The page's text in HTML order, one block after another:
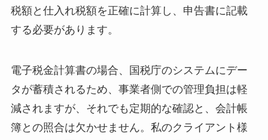
税額と仕入れ税額を正確に計算し、申告書に記載
する必要があります。
電子税金計算書の場合、国税庁のシステムにデー
タが蓄積されるため、事業者側での管理負担は軽
減されますが、それでも定期的な確認と、会計帳
簿との照合は欠かせません。私のクライアント様